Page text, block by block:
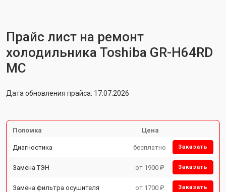
Прайс лист на ремонт
холодильника Toshiba GR-H64RD
MC
Дата обновления прайса: 17.07.2026
Поломка Цена
Диагностика бесплатно Заказать
Замена ТЭН от 1900 ₽ Заказать
Замена фильтра осушителя от 1700 ₽ Заказать